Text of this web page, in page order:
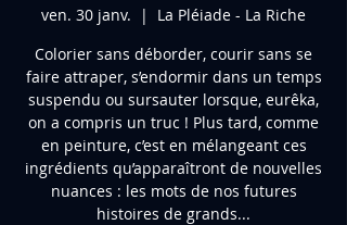
ven. 30 janv.
  |
La Pléiade - La Riche
Colorier sans déborder, courir sans se
faire attraper, s’endormir dans un temps
suspendu ou sursauter lorsque, eurêka,
on a compris un truc ! Plus tard, comme
en peinture, c’est en mélangeant ces
ingrédients qu’apparaîtront de nouvelles
nuances : les mots de nos futures
histoires de grands...